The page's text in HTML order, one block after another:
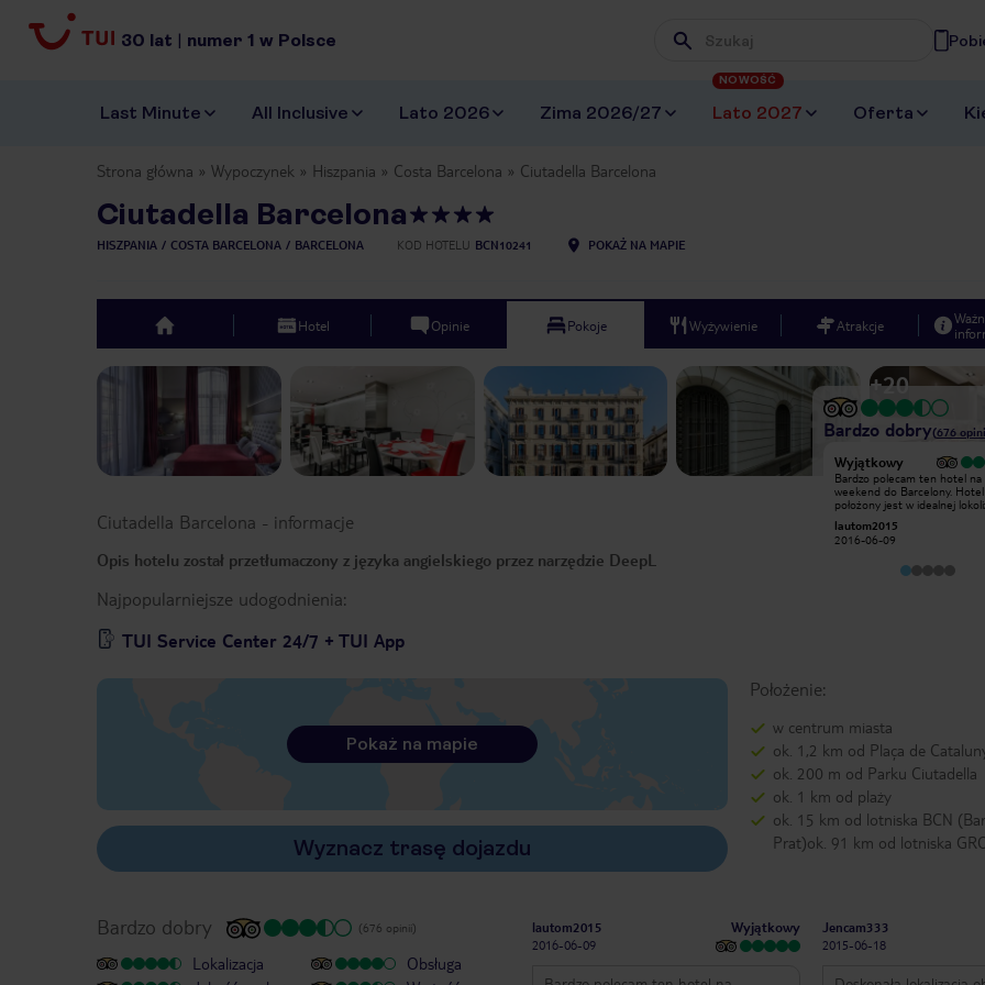
30 lat | numer 1 w Polsce Wpisz frazę, której szukasz
Last Minute All Inclusive Lato 2026 Zima 2026/27 Lato 2027
NOWOŚĆ
Oferta
Strona główna Wypoczynek Hiszpania Costa Barcelona Ciutadella Barcelona
Ciutadella Barcelona
HISZPANIA COSTA BARCELONA BARCELONA KOD HOTELU BCN10241 POKAŻ NA MAPIE
top Hotel Opinie Pokoje Wyżywienie Atrakcje
+20
Bardzo dobry(676
Wyjątkowy
Nowocześnie, elegancko, czysto i
pomocni. Wszędzie można dojść
pieszo.
Wyjątkowy
Bardzo polecam ten hotel na
weekend do Barcelony. Hotel
położony jest w idealnej
spacerkiem , 10min do plaży
przepiękną dzielnicę portową,
na wprost hotelu znajduje się
lautom2015
2016-06-09
Ciutadella Barcelona - informacje
Opis hotelu został przetłumaczony z języka angielskiego przez narzędzie DeepL
Najpopularniejsze udogodnienia:
TUI Service Center 24/7 + TUI App
Położenie:
w centrum miasta
ok. 1,2 km od Plaça de
ok. 200 m od Parku Ciutadella
ok. 1 km od plaży
ok. 15 km od lotniska BCN
Prat)ok. 91 km od lotniska
Pokaż na mapie
Wyznacz trasę dojazdu
Bardzo dobry (676 opinii)
Lokalizacja
Obsługa
lautom2015
2016-06-09
Wyjątkowy
Jencam333
2015-06-18